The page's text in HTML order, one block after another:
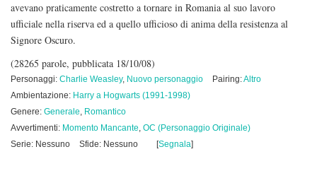
avevano praticamente costretto a tornare in Romania al suo lavoro
ufficiale nella riserva ed a quello ufficioso di anima della resistenza al
Signore Oscuro.
(28265 parole, pubblicata 18/10/08)
Personaggi: Charlie Weasley, Nuovo personaggio Pairing:Altro
Ambientazione: Harry a Hogwarts (1991-1998)
Genere: Generale, Romantico
Avvertimenti: Momento Mancante, OC (Personaggio Originale)
Serie: Nessuno
Sfide: Nessuno [Segnala]